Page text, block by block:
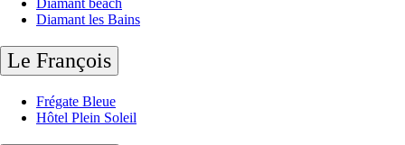
Diamant beach
Diamant les Bains
Le François
Frégate Bleue
Hôtel Plein Soleil